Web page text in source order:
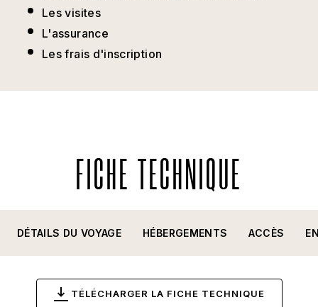
Les visites
L'assurance
Les frais d'inscription
FICHE TECHNIQUE
DÉTAILS DU VOYAGE HÉBERGEMENTS ACCÈS
TÉLÉCHARGER LA FICHE TECHNIQUE